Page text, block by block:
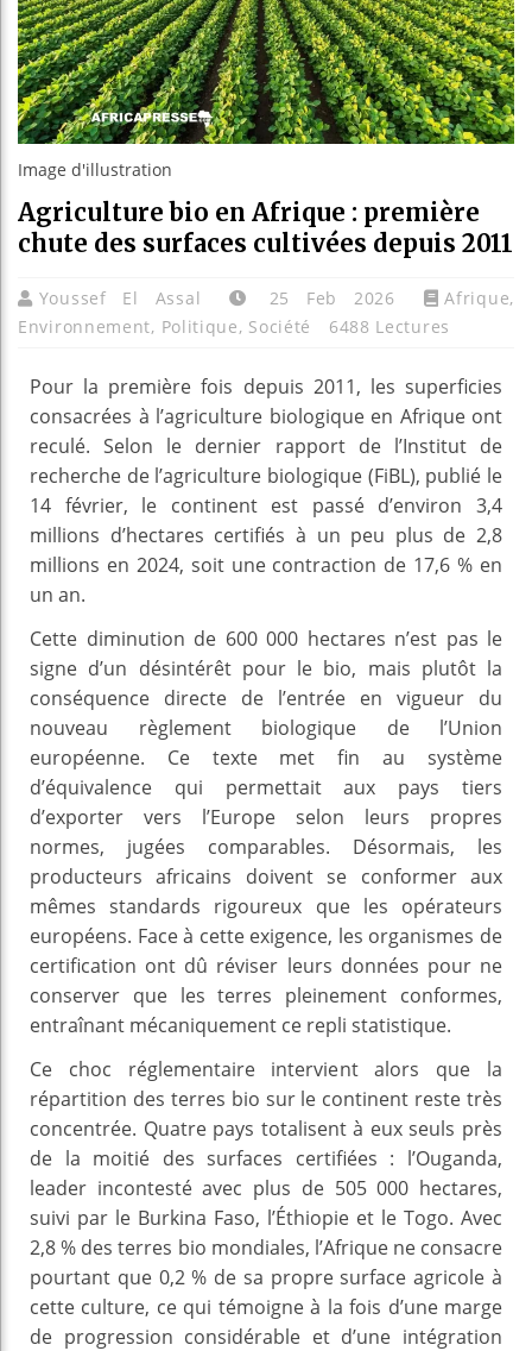
Bénin :
Image d'illustration
Agriculture bio en Afrique : première
chute des surfaces cultivées depuis 2011
Youssef El Assal 25 Feb 2026 Afrique,
Environnement, Politique, Société 6488 Lectures
Pour la première fois depuis 2011, les superficies
consacrées à l’agriculture biologique en Afrique ont
reculé. Selon le dernier rapport de l’Institut de
recherche de l’agriculture biologique (FiBL), publié le
14 février, le continent est passé d’environ 3,4
millions d’hectares certifiés à un peu plus de 2,8
millions en 2024, soit une contraction de 17,6 % en
un an.
Cette diminution de 600 000 hectares n’est pas le
signe d’un désintérêt pour le bio, mais plutôt la
conséquence directe de l’entrée en vigueur du
nouveau règlement biologique de l’Union
européenne. Ce texte met fin au système
d’équivalence qui permettait aux pays tiers
d’exporter vers l’Europe selon leurs propres
normes, jugées comparables. Désormais, les
producteurs africains doivent se conformer aux
mêmes standards rigoureux que les opérateurs
européens. Face à cette exigence, les organismes de
certification ont dû réviser leurs données pour ne
conserver que les terres pleinement conformes,
entraînant mécaniquement ce repli statistique.
Ce choc réglementaire intervient alors que la
répartition des terres bio sur le continent reste très
concentrée. Quatre pays totalisent à eux seuls près
de la moitié des surfaces certifiées : l’Ouganda,
leader incontesté avec plus de 505 000 hectares,
suivi par le Burkina Faso, l’Éthiopie et le Togo. Avec
2,8 % des terres bio mondiales, l’Afrique ne consacre
pourtant que 0,2 % de sa propre surface agricole à
cette culture, ce qui témoigne à la fois d’une marge
de progression considérable et d’une intégration